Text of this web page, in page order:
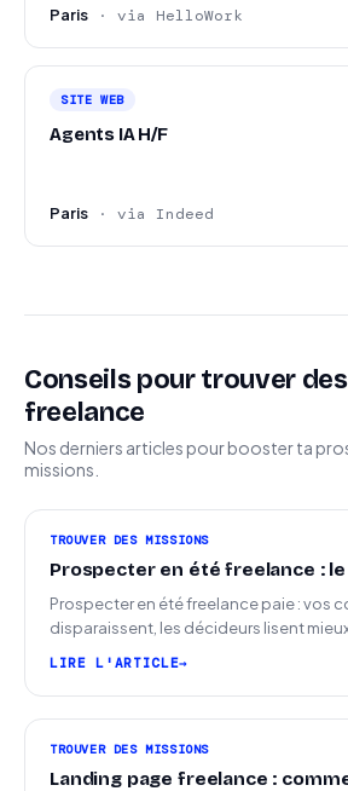
Paris · via HelloWork
SITE WEB
Agents IA H/F
Paris · via Indeed
Conseils pour trouver
freelance
Nos derniers articles pour booster ta
missions.
TROUVER DES MISSIONS
Prospecter en été freelance :
Prospecter en été freelance paie : vos
disparaissent, les décideurs lisent
LIRE L'ARTICLE
TROUVER DES MISSIONS
Landing page freelance :